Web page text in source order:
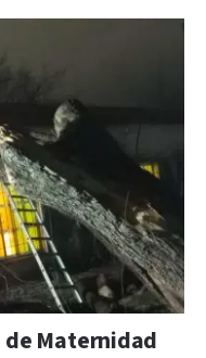
de Maternidad